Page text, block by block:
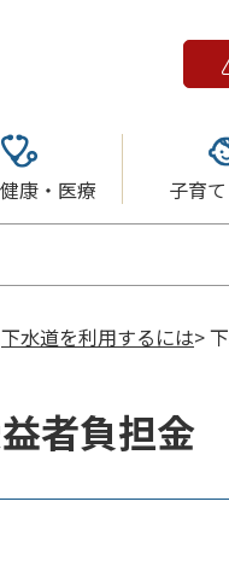
康・医療 子育
下水道を利用するには>
者負担金